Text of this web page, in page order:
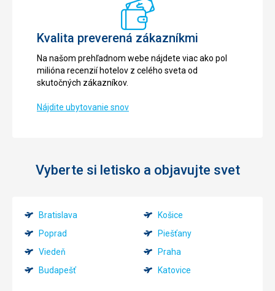
Kvalita preverená zákazníkmi
Na našom prehľadnom webe nájdete viac ako pol
milióna recenzií hotelov z celého sveta od
skutočných zákazníkov.
Nájdite ubytovanie snov
Vyberte si letisko a objavujte svet
Bratislava
Košice
Poprad
Piešťany
Viedeň
Praha
Budapešť
Katovice